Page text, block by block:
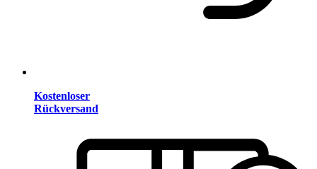
Kostenloser
Rückversand